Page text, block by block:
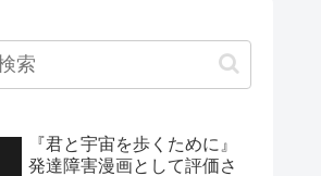
『君と宇宙を歩くために』
発達障害漫画として評価さ